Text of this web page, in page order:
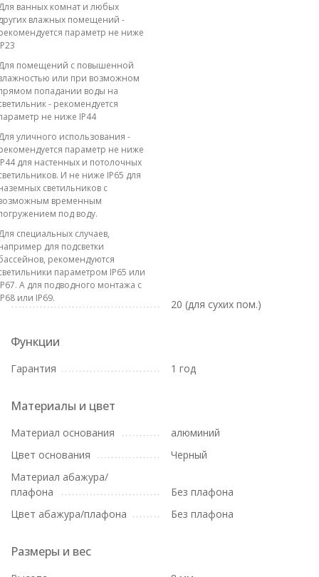
ванных комнат и любых
влажных помещений -
параметр не ниже
помещений с повышенной
или при возможном
попадании воды на
- рекомендуется
не ниже IP44
уличного использования -
параметр не ниже
для настенных и потолочных
И не ниже IP65 для
светильников с
временным
под воду.
специальных случаев,
для подсветки
рекомендуются
параметром IP65 или
А для подводного монтажа с
или IP69.
20 (для сухих пом.)
Функции
Гарантия 1 год
Материалы и цвет
Материал основания
алюминий
Цвет основания
Черный
Материал абажура/
плафона
Без плафона
Цвет абажура/плафона
Без плафона
Размеры и вес